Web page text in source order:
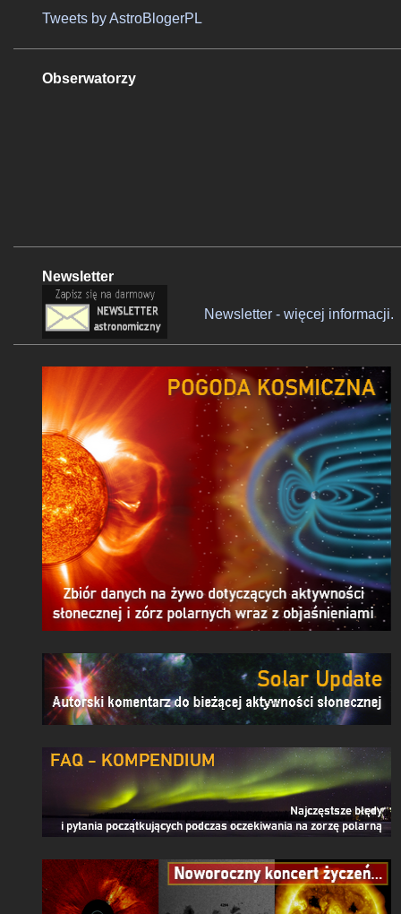
Tweets by AstroBlogerPL
Obserwatorzy
Newsletter
Newsletter - więcej informacji.